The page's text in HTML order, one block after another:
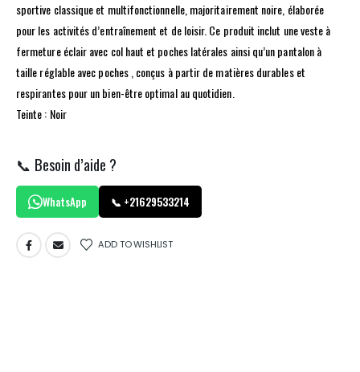
sportive classique et multifonctionnelle, majoritairement noire, élaborée
pour les activités d’entraînement et de loisir. Ce produit inclut une veste à
fermeture éclair avec col haut et poches latérales ainsi qu’un pantalon à
taille réglable avec poches , conçus à partir de matières durables et
respirantes pour un bien-être optimal au quotidien.
Teinte : Noir
📞 Besoin d’aide ?
WhatsApp 📞 +21629533214
ADD TO WISHLIST